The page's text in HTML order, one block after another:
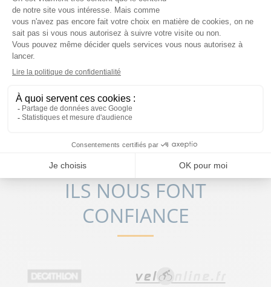
WEB & E-COMMERCE
Dire que Docker n’est pas de la virtualisation mais
bel et bien de la conteneurisation,
ILS NOUS FONT
CONFIANCE